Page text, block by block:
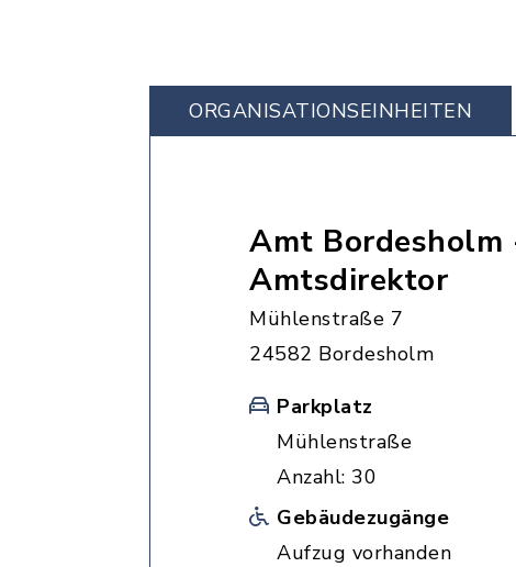
ORGANISATIONS­EINHEITEN
Amt Bordesholm
Amtsdirektor
Mühlenstraße 7
24582 Bordesholm
Parkplatz
Mühlenstraße
Anzahl: 30
Gebäudezugänge
Aufzug vorhanden